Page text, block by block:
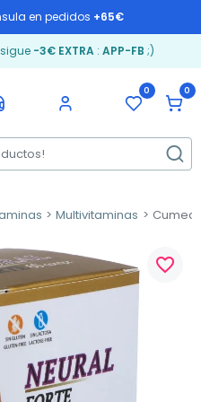
en pedidos +65€
-3€ EXTRA: APP-FB ;)
0 0
Multivitaminas
favorite_border